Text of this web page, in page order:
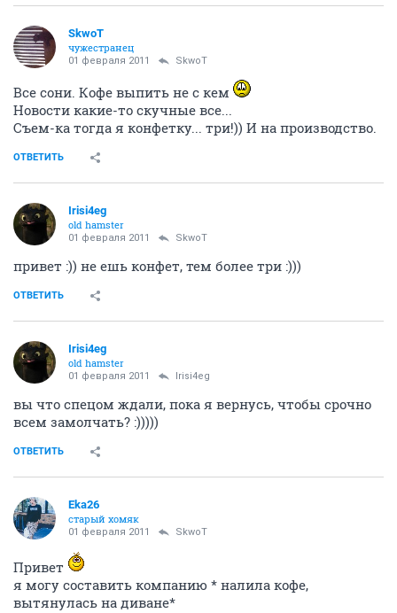
SkwоT
чужестранец
01 февраля 2011 SkwоT
Все сони. Кофе выпить не с кем
Новости какие-то скучные все...
Съем-ка тогда я конфетку... три!)) И на производство.
ОТВЕТИТЬ
Irisi4eg
old hamster
01 февраля 2011 SkwоT
привет :)) не ешь конфет, тем более три :)))
ОТВЕТИТЬ
Irisi4eg
old hamster
01 февраля 2011 Irisi4eg
вы что спецом ждали, пока я вернусь, чтобы срочно
всем замолчать? :)))))
ОТВЕТИТЬ
Eka26
старый хомяк
01 февраля 2011 SkwоT
Привет
я могу составить компанию * налила кофе,
вытянулась на диване*